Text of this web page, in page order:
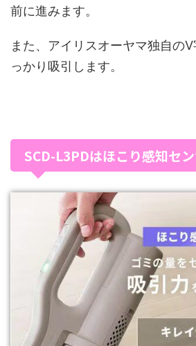
前に進みます。
また、アイリスオーヤマ独自の
っかり吸引します。
SCD-L3PDはほこり感知セ